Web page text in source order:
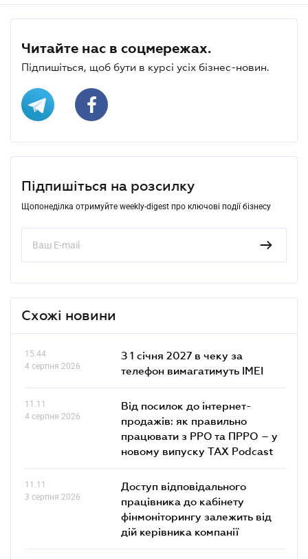
Читайте нас в соцмережах.
Підпишіться, щоб бути в курсі усіх бізнес-новин.
Підпишіться на розсилку
Щопонеділка отримуйте weekly-digest про ключові події бізнесу
Схожі новини
15.44
4 серпня 2026
З 1 січня 2027 в чеку за
телефон вимагатимуть IMEI
11.11
4 серпня 2026
Від посилок до інтернет-
продажів: як правильно
працювати з РРО та ПРРО – у
новому випуску TAX Podcast
11.11
3 серпня 2026
Доступ відповідального
працівника до кабінету
фінмоніторингу залежить від
дій керівника компанії